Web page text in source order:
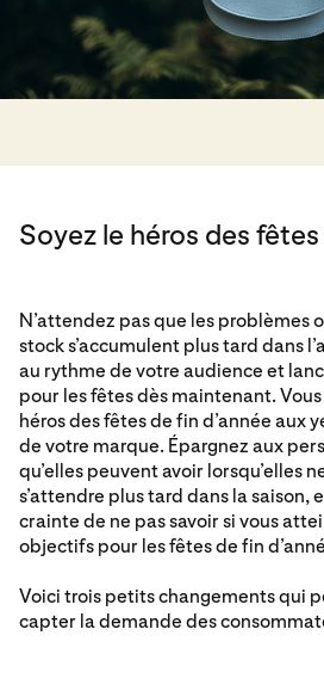
Soyez le héros des fêtes
N’attendez pas que les problèmes
stock s’accumulent plus tard dans
au rythme de votre audience et
pour les fêtes dès maintenant.
héros des fêtes de fin d’année aux
de votre marque. Épargnez aux
qu’elles peuvent avoir lorsqu’elles
s’attendre plus tard dans la saison,
crainte de ne pas savoir si vous
objectifs pour les fêtes de fin
Voici trois petits changements qui
capter la demande des